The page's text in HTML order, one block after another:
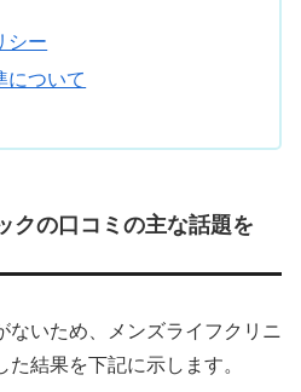
シー
について
クの口コミの主な話題を
ないため、メンズライフクリニ
結果を下記に示します。